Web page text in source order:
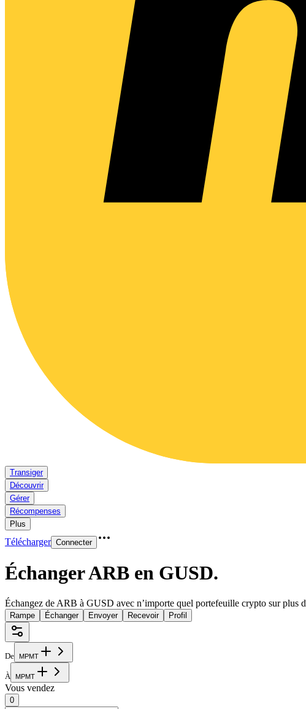
Transiger
Découvrir
Gérer
Récompenses
Plus
Télécharger Connecter
Échanger ARB en GUSD.
Échangez de ARB à GUSD avec n’importe quel portefeuille crypto sur plus
Rampe Échanger Envoyer Recevoir Profil
De MPMT
À MPMT
Vous vendez
0